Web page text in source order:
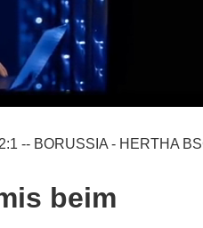
-- BORUSSIA - HERTHA
beim